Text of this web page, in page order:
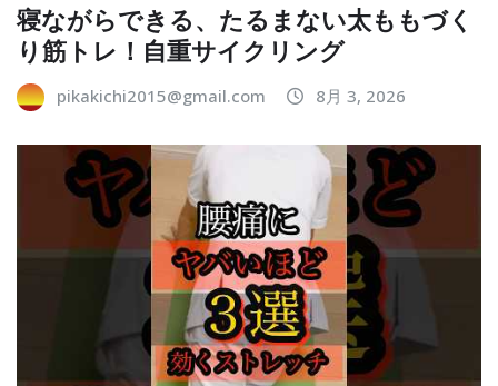
寝ながらできる、たるまない太ももづく
り筋トレ！自重サイクリング
pikakichi2015@gmail.com 8月 3, 2026